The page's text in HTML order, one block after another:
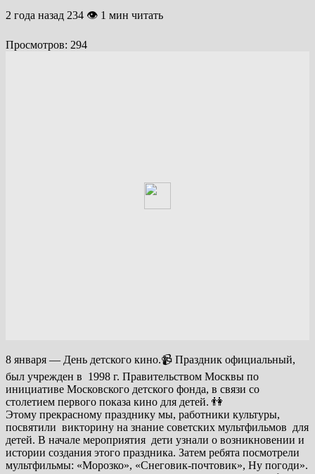
2 года назад 234 👁 1 мин читать
Просмотров: 294
8 января — День детского кино.📹 Праздник официальный,
был учрежден в 1998 г. Правительством Москвы по
инициативе Московского детского фонда, в связи со
столетием первого показа кино для детей. 👫
Этому прекрасному празднику мы, работники культуры,
посвятили викторину на знание советских мультфильмов для
детей. В начале мероприятия дети узнали о возникновении и
истории создания этого праздника. Затем ребята посмотрели
мультфильмы: «Морозко», «Снеговик-почтовик», Ну погоди».